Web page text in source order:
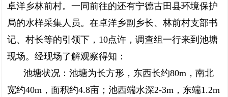
卓洋乡林前村。一同前往的还有宁德古田县环境保护
局的水样采集人员。在卓洋乡副乡长、林前村支部书
记、村长等的引领下，10点许，调查组一行来到池塘
现场。经现场了解观察得知：
池塘状况：池塘为长方形，东西长约80m，南北
宽约40m，面积约4.8亩；池西端水深2-3m，东端1.2m